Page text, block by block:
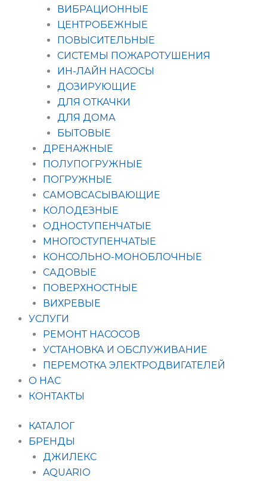
ВИБРАЦИОННЫЕ
ЦЕНТРОБЕЖНЫЕ
ПОВЫСИТЕЛЬНЫЕ
СИСТЕМЫ ПОЖАРОТУШЕНИЯ
ИН-ЛАЙН НАСОСЫ
ДОЗИРУЮЩИЕ
ДЛЯ ОТКАЧКИ
ДЛЯ ДОМА
БЫТОВЫЕ
ДРЕНАЖНЫЕ
ПОЛУПОГРУЖНЫЕ
ПОГРУЖНЫЕ
САМОВСАСЫВАЮЩИЕ
КОЛОДЕЗНЫЕ
ОДНОСТУПЕНЧАТЫЕ
МНОГОСТУПЕНЧАТЫЕ
КОНСОЛЬНО-МОНОБЛОЧНЫЕ
САДОВЫЕ
ПОВЕРХНОСТНЫЕ
ВИХРЕВЫЕ
УСЛУГИ
РЕМОНТ НАСОСОВ
УСТАНОВКА И ОБСЛУЖИВАНИЕ
ПЕРЕМОТКА ЭЛЕКТРОДВИГАТЕЛЕЙ
О НАС
КОНТАКТЫ
КАТАЛОГ
БРЕНДЫ
ДЖИЛЕКС
AQUARIO